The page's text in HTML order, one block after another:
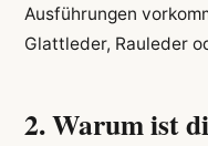
Ausführungen
Glattleder, Rauleder
2. Warum ist